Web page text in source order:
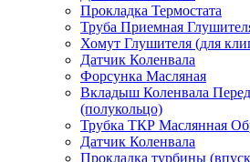
Прокладка Термостата
Труба Приемная
Хомут Глушителя (для
Датчик Коленвала
Форсунка Масляная
Вкладыш Коленвала
(полукольцо)
Трубка ТКР Маслянная
Датчик Коленвала
Прокладка турбины